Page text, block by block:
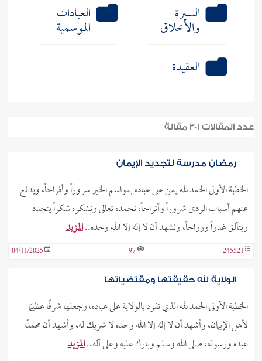
السيرة
والأخلاق
العبادات
الموسمية
العقيدة
عدد المقالات 301 مقالة
رمضان مدرسة لتجديد الإيمان
الخطبة الأولى الحمد لله يمن على عباده بمواسم الخير سروراً وأفراحاً، ويدفع
عنهم أسباب الردى شروراً وأتراحاً، نحمده تعالى ونشكره شكراً يتجدد
ويتألق غدواً ورواحاً، ونشهد أن لا إله إلا الله وحده..المزيد
245521
97
04/11/2025
الولاية لله حقيقتها ومقتضياتها
الخطبة الأولى الحمد لله الذي تفرد بالولاية على عباده، وجعلها شرفًا عظيمًا
لأهل الإيمان، وأشهد أن لا إله إلا الله وحده لا شريك له، وأشهد أن محمدًا
عبده ورسوله، صلى الله وسلم وبارك عليه وعلى آله..المزيد